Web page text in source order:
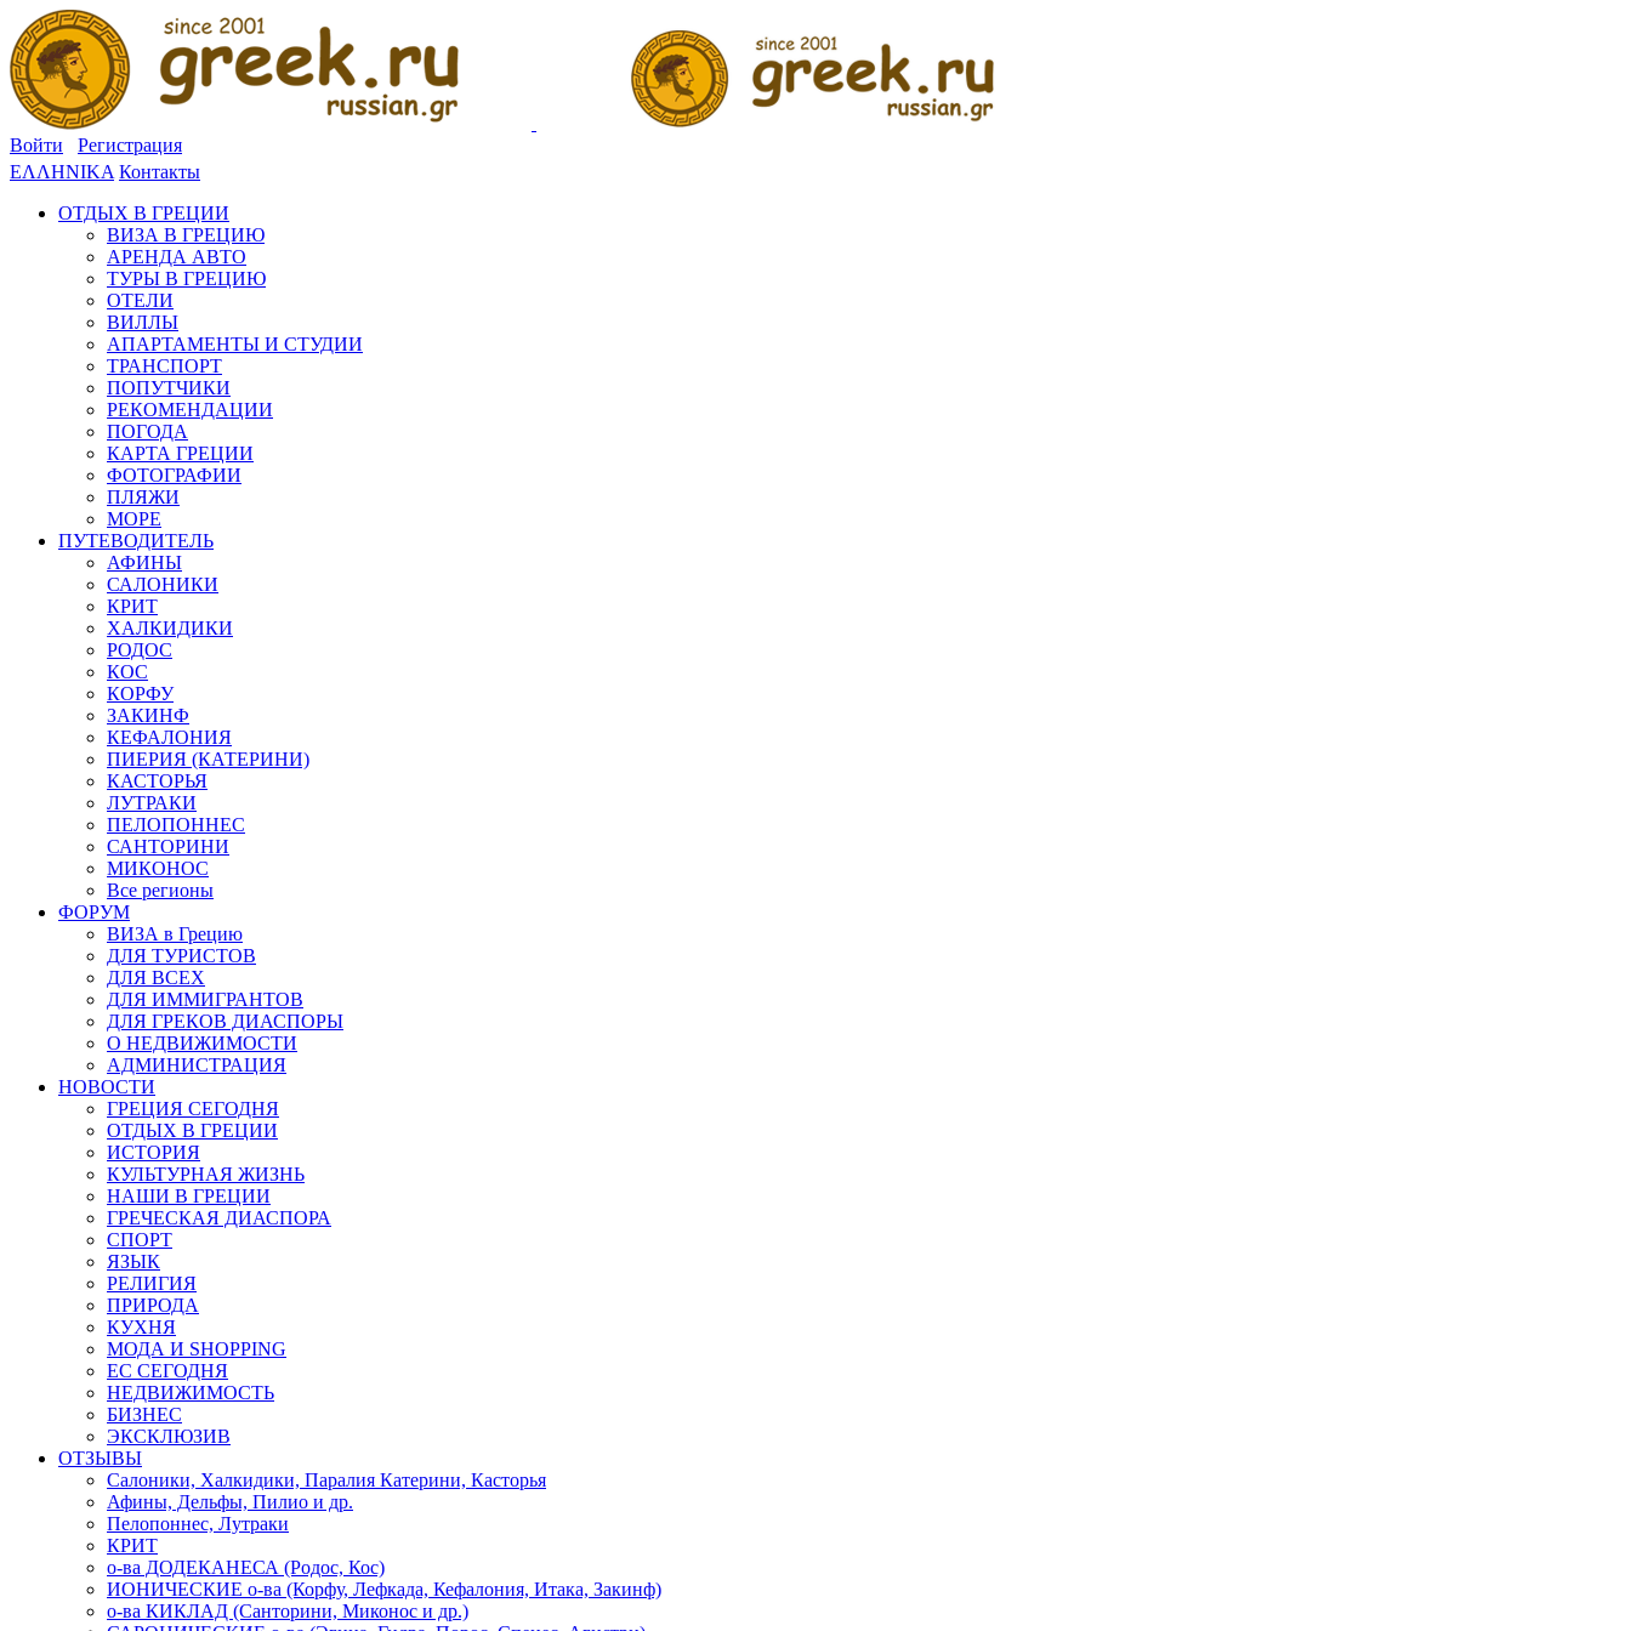
Войти
Регистрация
ΕΛΛΗΝΙΚΑ Контакты
ОТДЫХ В ГРЕЦИИ
ВИЗА В ГРЕЦИЮ
АРЕНДА АВТО
ТУРЫ В ГРЕЦИЮ
ОТЕЛИ
ВИЛЛЫ
АПАРТАМЕНТЫ И СТУДИИ
ТРАНСПОРТ
ПОПУТЧИКИ
РЕКОМЕНДАЦИИ
ПОГОДА
КАРТА ГРЕЦИИ
ФОТОГРАФИИ
ПЛЯЖИ
МОРЕ
ПУТЕВОДИТЕЛЬ
АФИНЫ
САЛОНИКИ
КРИТ
ХАЛКИДИКИ
РОДОС
КОС
КОРФУ
ЗАКИНФ
КЕФАЛОНИЯ
ПИЕРИЯ (КАТЕРИНИ)
КАСТОРЬЯ
ЛУТРАКИ
ПЕЛОПОННЕС
САНТОРИНИ
МИКОНОС
Все регионы
ФОРУМ
ВИЗА в Грецию
ДЛЯ ТУРИСТОВ
ДЛЯ ВСЕХ
ДЛЯ ИММИГРАНТОВ
ДЛЯ ГРЕКОВ ДИАСПОРЫ
О НЕДВИЖИМОСТИ
АДМИНИСТРАЦИЯ
НОВОСТИ
ГРЕЦИЯ СЕГОДНЯ
ОТДЫХ В ГРЕЦИИ
ИСТОРИЯ
КУЛЬТУРНАЯ ЖИЗНЬ
НАШИ В ГРЕЦИИ
ГРЕЧЕСКАЯ ДИАСПОРА
СПОРТ
ЯЗЫК
РЕЛИГИЯ
ПРИРОДА
КУХНЯ
МОДА И SHOPPING
ЕС СЕГОДНЯ
НЕДВИЖИМОСТЬ
БИЗНЕС
ЭКСКЛЮЗИВ
ОТЗЫВЫ
Салоники, Халкидики, Паралия Катерини, Касторья
Афины, Дельфы, Пилио и др.
Пелопоннес, Лутраки
КРИТ
о-ва ДОДЕКАНЕСА (Родос, Кос)
ИОНИЧЕСКИЕ о-ва (Корфу, Лефкада, Кефалония, Итака, Закинф)
о-ва КИКЛАД (Санторини, Миконос и др.)